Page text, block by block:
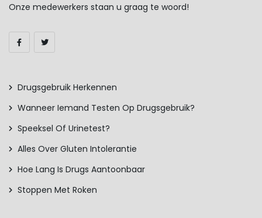
Onze medewerkers staan u graag te woord!
Drugsgebruik Herkennen
Wanneer Iemand Testen Op Drugsgebruik?
Speeksel Of Urinetest?
Alles Over Gluten Intolerantie
Hoe Lang Is Drugs Aantoonbaar
Stoppen Met Roken